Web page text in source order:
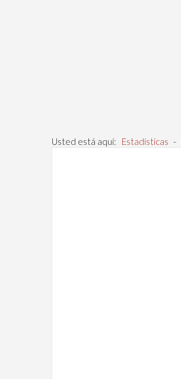
Usted está aquí: Estadísticas -